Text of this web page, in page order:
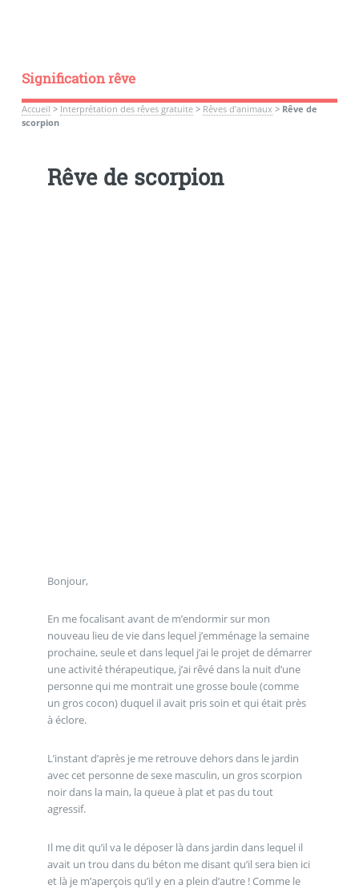
Signification rêve
Accueil > Interprétation des rêves gratuite> Rêves d’animaux > Rêve de
scorpion
Rêve de scorpion
Bonjour,
En me focalisant avant de m’endormir sur mon
nouveau lieu de vie dans lequel j’emménage la semaine
prochaine, seule et dans lequel j’ai le projet de démarrer
une activité thérapeutique, j’ai rêvé dans la nuit d’une
personne qui me montrait une grosse boule (comme
un gros cocon) duquel il avait pris soin et qui était près
à éclore.
L’instant d’après je me retrouve dehors dans le jardin
avec cet personne de sexe masculin, un gros scorpion
noir dans la main, la queue à plat et pas du tout
agressif.
Il me dit qu’il va le déposer là dans jardin dans lequel il
avait un trou dans du béton me disant qu’il sera bien ici
et là je m’aperçois qu’il y en a plein d’autre ! Comme le